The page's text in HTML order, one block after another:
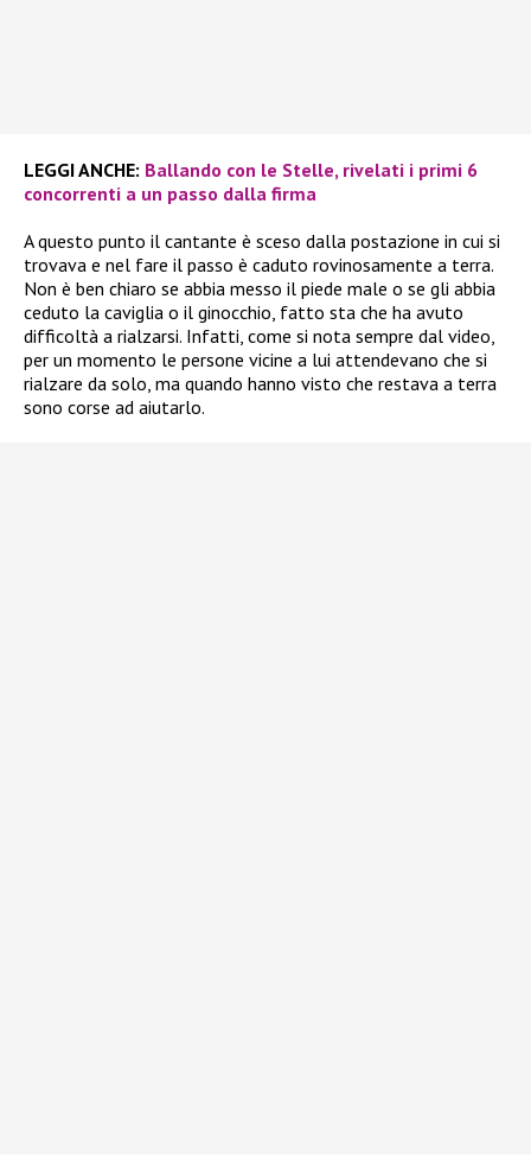
LEGGI ANCHE: Ballando con le Stelle, rivelati i primi 6
concorrenti a un passo dalla firma
A questo punto il cantante è sceso dalla postazione in cui si
trovava e nel fare il passo è caduto rovinosamente a terra.
Non è ben chiaro se abbia messo il piede male o se gli abbia
ceduto la caviglia o il ginocchio, fatto sta che ha avuto
difficoltà a rialzarsi. Infatti, come si nota sempre dal video,
per un momento le persone vicine a lui attendevano che si
rialzare da solo, ma quando hanno visto che restava a terra
sono corse ad aiutarlo.